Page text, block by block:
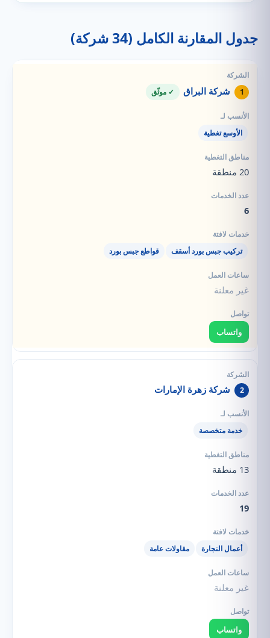
جدول المقارنة الكامل (34 شركة)
1 شركة البراق ✓ موثّق
الأوسع تغطية
20 منطقة
6
تركيب جبس بورد أسقف قواطع جبس بورد
غير معلنة
واتساب
2 شركة زهرة الإمارات
خدمة متخصصة
13 منطقة
19
أعمال النجارة مقاولات عامة
غير معلنة
واتساب